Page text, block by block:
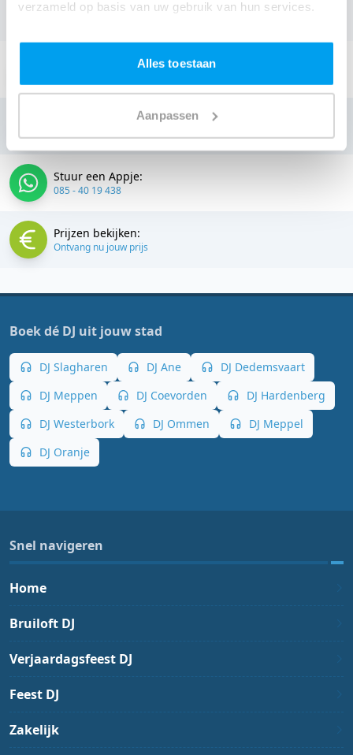
verzameld op basis van uw gebruik van hun services.
Alles toestaan
Aanpassen
prijzen voor jouw DJ
Stuur een email:
Stuur een Appje:
085 - 40 19 438
Prijzen bekijken:
Ontvang nu jouw prijs
Boek dé DJ uit jouw stad
DJ Slagharen DJ Ane
DJ Dedemsvaart
DJ Meppen
DJ Coevorden
DJ Hardenberg
DJ Westerbork
DJ Ommen
DJ Meppel
DJ Oranje
Snel navigeren
Home
Bruiloft DJ
Verjaardagsfeest DJ
Feest DJ
Zakelijk